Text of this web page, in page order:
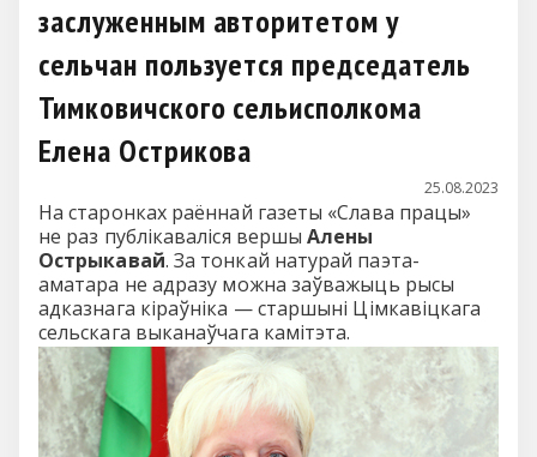
заслуженным авторитетом у
сельчан пользуется председатель
Тимковичского сельисполкома
Елена Острикова
25.08.2023
На старонках раённай газеты «Слава працы»
не раз публікаваліся вершыАлены
Острыкавай. За тонкай натурай паэта-
аматара не адразу можна заўважыць рысы
адказнага кіраўніка — старшыні Цімкавіцкага
сельскага выканаўчага камітэта.